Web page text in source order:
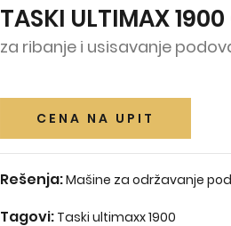
TASKI ULTIMAX
za ribanje i usisavanje
CENA NA UPIT
Rešenja:Mašine za održavanje
Tagovi: Taski ultimaxx 1900